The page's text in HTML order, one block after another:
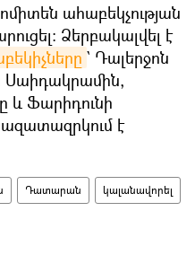
ահաբեկչության
Ձերբակալվել է
` Դալերջոն
Սաիդակրամին,
և Ֆարիդունի
է
Դատարան կալանավորել